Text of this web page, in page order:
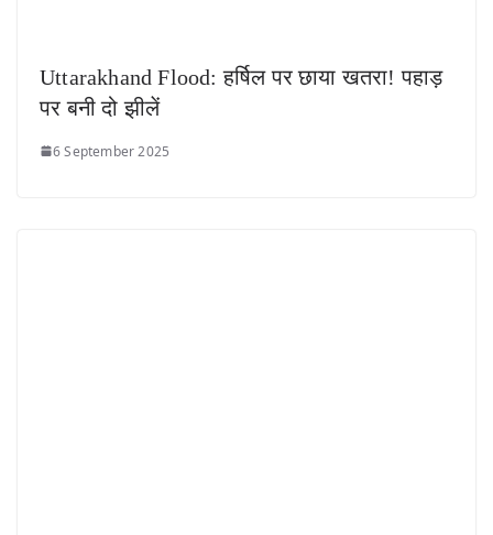
Uttarakhand Flood: हर्षिल पर छाया खतरा! पहाड़
पर बनी दो झीलें
6 September 2025